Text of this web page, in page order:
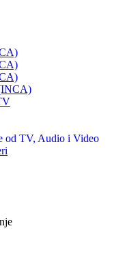
od TV, Audio i Video